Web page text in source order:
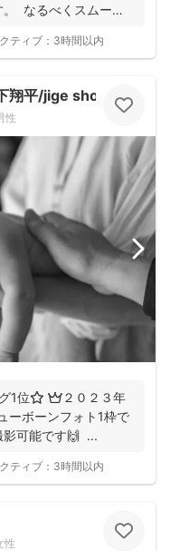
なるべくスムーズ
ティブ： 3時間以内
翔平/jige shohe）
性
1位⭐️ 👑２０２３年
ーボーンフォト1枠で
影可能です🙌 ...
ティブ： 3時間以内
性